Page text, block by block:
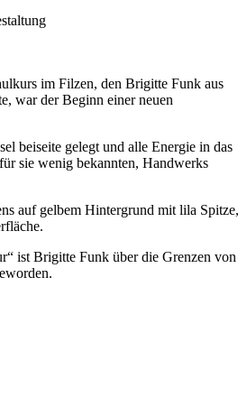
im Filzen, den Brigitte Funk aus
war der Beginn einer neuen
beiseite gelegt und alle Energie in das
sie wenig bekannten, Handwerks
ist Brigitte Funk über die Grenzen von